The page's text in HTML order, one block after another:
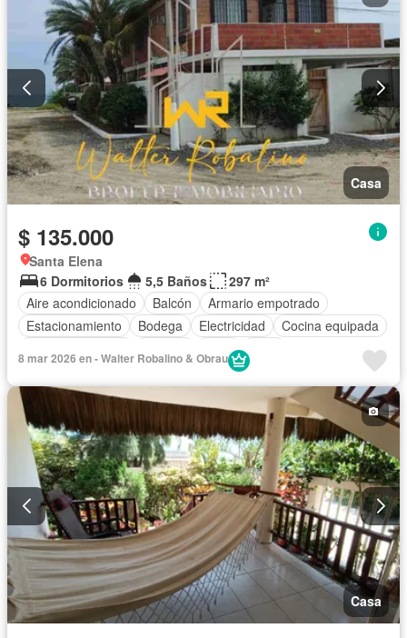
Casa
$ 135.000
Santa Elena
6 Dormitorios
5,5 Baños
297 m²
Aire acondicionado
Balcón
Armario empotrado
Estacionamiento
Bodega Electricidad
Cocina equipada
Agua
8 mar 2026 en - Walter Robalino & Obrau
Casa